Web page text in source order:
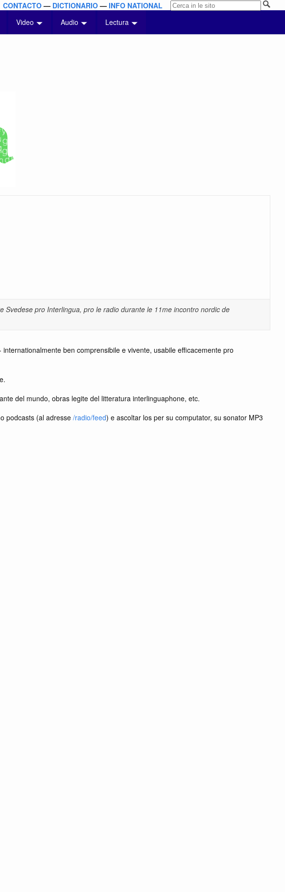
CONTACTO— DICTIONARIO— INFO NATIONAL
Video Audio Lectura
pro Interlingua, pro le radio durante le 11me incontro nordic de
ben comprensibile e vivente, usabile efficacemente pro
del mundo, obras legite del litteratura interlinguaphone, etc.
podcasts (al adresse /radio/feed) e ascoltar los per su computator, su sonator MP3